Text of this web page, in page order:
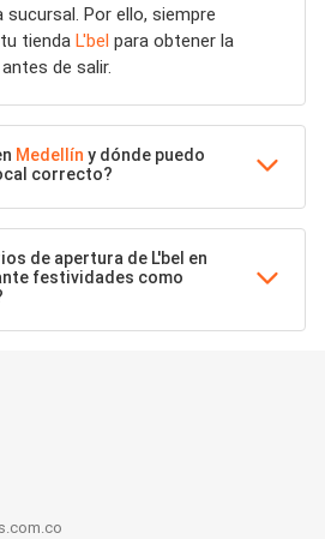
sucursal. Por ello, siempre
tienda L'bel para obtener la
de salir.
Medellín y dónde puedo
correcto?
de apertura de L'bel en
festividades como